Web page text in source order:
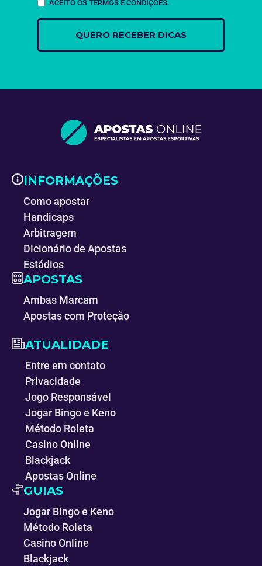
ACEITO OS TERMOS E CONDIÇÕES.
INFORMAÇÕES
Como apostar
Handicaps
Arbitragem
Dicionário de Apostas
Estádios
APOSTAS
Ambas Marcam
Apostas com Proteção
ATUALIDADE
Entre em contato
Privacidade
Jogo Responsável
Jogar Bingo e Keno
Método Roleta
Casino Online
Blackjack
Apostas Online
GUIAS
Jogar Bingo e Keno
Método Roleta
Casino Online
Blackjack